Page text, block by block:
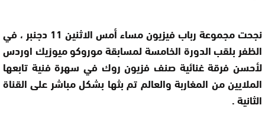
نجحت مجموعة رباب فيزيون مساء أمس الاثنين 11 دجنبر ، في
الظفر بلقب الدورة الخامسة لمسابقة موروكو ميوزيك اوردس
لأحسن فرقة غنائية صنف فزيون روك في سهرة فنية تابعها
الملايين من المغاربة والعالم تم بثها بشكل مباشر على القناة
الثانية .